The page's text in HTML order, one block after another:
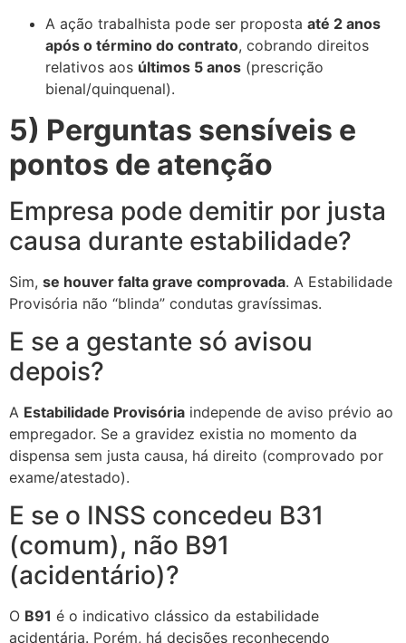
A ação trabalhista pode ser proposta até 2 anos
após o término do contrato, cobrando direitos
relativos aos últimos 5 anos (prescrição
bienal/quinquenal).
5) Perguntas sensíveis e
pontos de atenção
Empresa pode demitir por justa
causa durante estabilidade?
Sim, se houver falta grave comprovada. A Estabilidade
Provisória não “blinda” condutas gravíssimas.
E se a gestante só avisou
depois?
A Estabilidade Provisória independe de aviso prévio ao
empregador. Se a gravidez existia no momento da
dispensa sem justa causa, há direito (comprovado por
exame/atestado).
E se o INSS concedeu B31
(comum), não B91
(acidentário)?
O B91 é o indicativo clássico da estabilidade
acidentária. Porém, há decisões reconhecendo